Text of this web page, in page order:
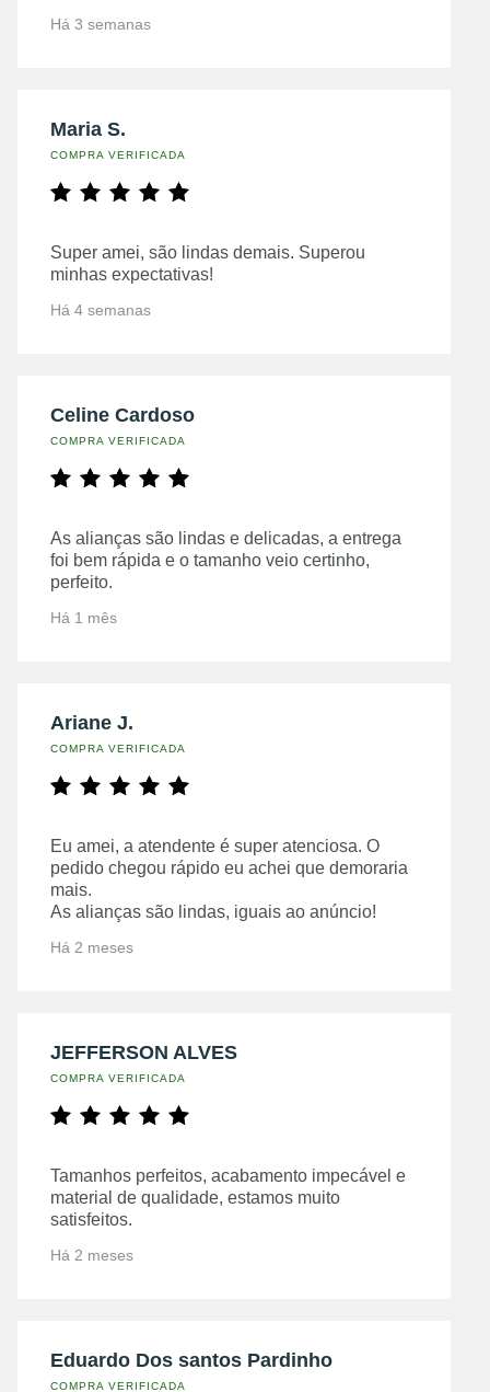
Há 3 semanas
Maria S.
COMPRA VERIFICADA
Super amei, são lindas demais. Superou
minhas expectativas!
Há 4 semanas
Celine Cardoso
COMPRA VERIFICADA
As alianças são lindas e delicadas, a entrega
foi bem rápida e o tamanho veio certinho,
perfeito.
Há 1 mês
Ariane J.
COMPRA VERIFICADA
Eu amei, a atendente é super atenciosa. O
pedido chegou rápido eu achei que demoraria
mais.
As alianças são lindas, iguais ao anúncio!
Há 2 meses
JEFFERSON ALVES
COMPRA VERIFICADA
Tamanhos perfeitos, acabamento impecável e
material de qualidade, estamos muito
satisfeitos.
Há 2 meses
Eduardo Dos santos Pardinho
COMPRA VERIFICADA